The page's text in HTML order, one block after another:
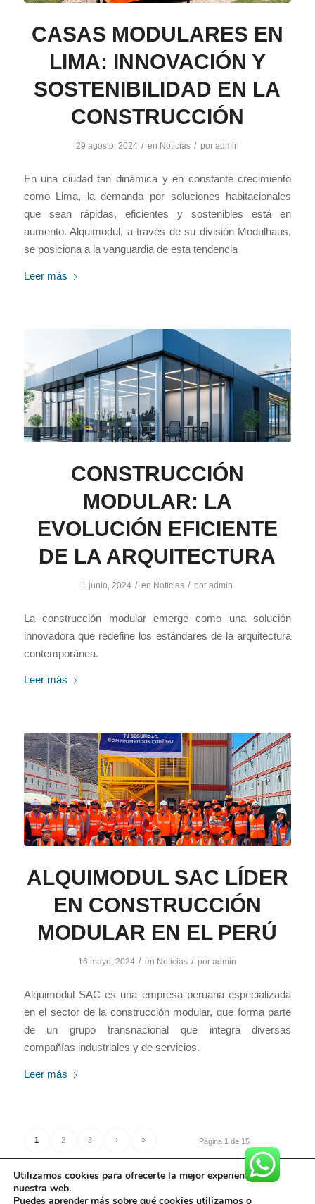
CASAS MODULARES EN
LIMA: INNOVACIÓN Y
SOSTENIBILIDAD EN LA
CONSTRUCCIÓN
29 agosto, 2024 / en Noticias / por admin
En una ciudad tan dinámica y en constante crecimiento
como Lima, la demanda por soluciones habitacionales
que sean rápidas, eficientes y sostenibles está en
aumento. Alquimodul, a través de su división Modulhaus,
se posiciona a la vanguardia de esta tendencia
Leer más
CONSTRUCCIÓN
MODULAR: LA
EVOLUCIÓN EFICIENTE
DE LA ARQUITECTURA
1 junio, 2024 / en Noticias / poradmin
La construcción modular emerge como una solución
innovadora que redefine los estándares de la arquitectura
contemporánea.
Leer más
ALQUIMODUL SAC LÍDER
EN CONSTRUCCIÓN
MODULAR EN EL PERÚ
16 mayo, 2024 / en Noticias / poradmin
Alquimodul SAC es una empresa peruana especializada
en el sector de la construcción modular, que forma parte
de un grupo transnacional que integra diversas
compañías industriales y de servicios.
Leer más
Página 1 de 15
1 2 3 › »
Utilizamos cookies para ofrecerte la mejor experiencia en
nuestra web.
Puedes aprender más sobre qué cookies utilizamos o